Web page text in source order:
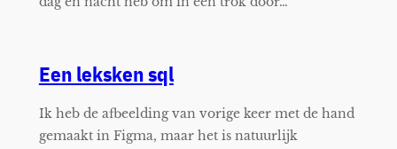
Een leksken sql
Ik heb de afbeelding van vorige keer met de hand
gemaakt in Figma, maar het is natuurlijk